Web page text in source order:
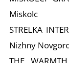
Miskolc
STRELKA
Nizhny